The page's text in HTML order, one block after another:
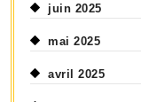
juin 2025
mai 2025
avril 2025